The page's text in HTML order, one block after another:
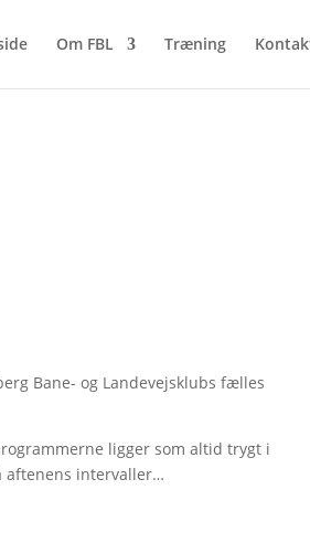
Om FBL Træning
Bane- og Landevejsklubs fælles
ligger som altid trygt i
aftenens intervaller…